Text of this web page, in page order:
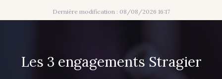
Dernière modification : 08/08/2026 16:17
Les 3 engagements Stragier